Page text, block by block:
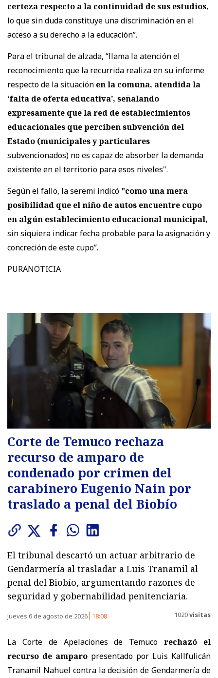
certeza respecto a la continuidad de sus estudios,
lo que sin duda constituye una discriminación en el
acceso a su derecho a la educación”.
Para el tribunal de alzada, “llama la atención el
reconocimiento que la recurrida realiza en su informe
respecto de la situación en la comuna, atendida la
‘falta de oferta educativa’, señalando
expresamente que la red de establecimientos
educacionales que perciben subvención del
Estado (municipales y particulares
subvencionados) no es capaz de absorber la demanda
existente en el territorio para esos niveles".
Según el fallo, la seremi indicó "como una mera
posibilidad que el niño de autos encuentre cupo
en algún establecimiento educacional municipal,
sin siquiera indicar fecha probable para la asignación y
concreción de este cupo”.
PURANOTICIA
Corte de Temuco rechaza
recurso de amparo de
condenado por crimen del
carabinero Eugenio Nain por
traslado a penal del Biobío
El tribunal descartó un actuar arbitrario de
Gendarmería al trasladar a Luis Tranamil al
penal del Biobío, argumentando razones de
seguridad y gobernabilidad penitenciaria.
Jueves 6 de agosto de 2026 18:08 1020visitas
La Corte de Apelaciones de Temuco rechazó el
recurso de amparo presentado por Luis Kallfulicán
Tranamil Nahuel contra la decisión de Gendarmería de